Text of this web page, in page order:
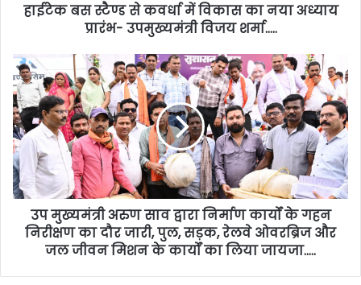
हाईटेक बस स्टैण्ड से कवर्धा में विकास का नया अध्याय
प्रारंभ- उपमुख्यमंत्री विजय शर्मा…..
उप मुख्यमंत्री अरुण साव द्वारा निर्माण कार्यों के गहन
निरीक्षण का दौर जारी, पुल, सड़क, रेलवे ओवरब्रिज और
जल जीवन मिशन के कार्यों का लिया जायजा…..